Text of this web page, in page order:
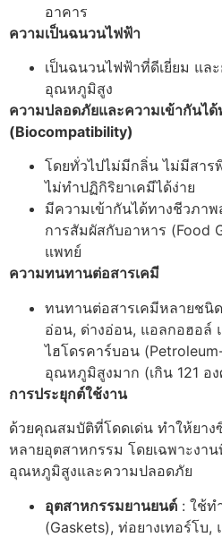
อาคาร
ความเป็นฉนวนไฟฟ้า
เป็นฉนวนไฟฟ้าที่ดีเยี่ยม แล
อุณหภูมิสูง
ความปลอดภัยและความเข้ากันไ
(Biocompatibility)
โดยทั่วไปไม่มีกลิ่น ไม่มีสาร
ไม่ทำปฏิกิริยาเคมีได้ง่าย
มีความเข้ากันได้ทางชีวภา
การสัมผัสกับอาหาร (Food
แพทย์
ความทนทานต่อสารเคมี
ทนทานต่อสารเคมีหลายชนิ
อ่อน, ด่างอ่อน, แอลกอฮอล์
ไฮโดรคาร์บอน
อุณหภูมิสูงมาก (เกิน 121 อง
การประยุกต์ใช้งาน
ด้วยคุณสมบัติที่โดดเด่น ทำให้ยา
หลายอุตสาหกรรม โดยเฉพาะงา
อุณหภูมิสูงและความปลอดภัย
อุตสาหกรรมยานยนต์ : ใช้ท
(Gaskets), ท่อยางเทอร์โบ